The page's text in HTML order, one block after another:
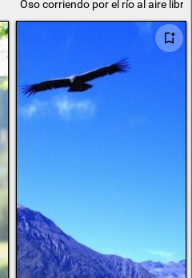
Oso corriendo por el río al aire libre